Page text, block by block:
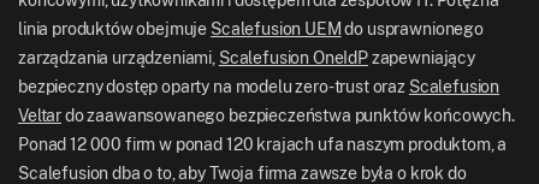
Kariera
NZ: +64-9-888-4315
India: +91-63694-45500
linia produktów obejmuje Scalefusion UEM do usprawnionego
zarządzania urządzeniami, Scalefusion OneIdPzapewniający
bezpieczny dostęp oparty na modelu zero-trust oraz Scalefusion
Veltardo zaawansowanego bezpieczeństwa punktów końcowych.
Ponad 12 000 firm w ponad 120 krajach ufa naszym produktom, a
Scalefusion dba o to, aby Twoja firma zawsze była o krok do